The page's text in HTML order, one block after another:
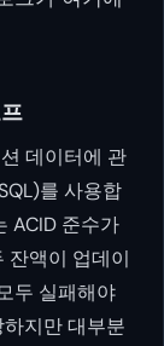
데이터에 관
를 사용합
ACID 준수가
잔액이 업데이
두 실패해야
지만 대부분